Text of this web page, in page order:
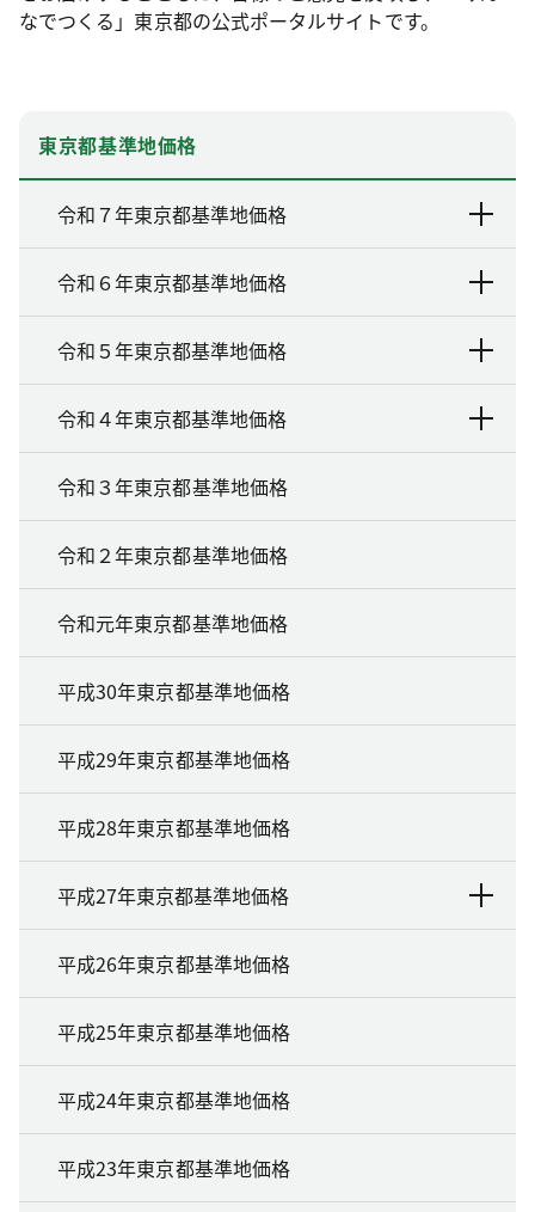
なでつくる」東京都の公式ポータルサイトです。
東京都基準地価格
令和７年東京都基準地価格
令和６年東京都基準地価格
令和５年東京都基準地価格
令和４年東京都基準地価格
令和３年東京都基準地価格
令和２年東京都基準地価格
令和元年東京都基準地価格
平成30年東京都基準地価格
平成29年東京都基準地価格
平成28年東京都基準地価格
平成27年東京都基準地価格
平成26年東京都基準地価格
平成25年東京都基準地価格
平成24年東京都基準地価格
平成23年東京都基準地価格